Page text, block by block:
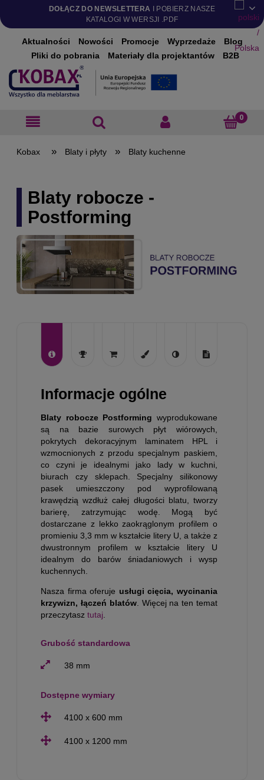
DOŁĄCZ DO NEWSLETTERA I POBIERZ NASZE
KATALOGI W WERSJI .PDF
Aktualności Nowości Promocje Wyprzedaże
Blog
Pliki do pobrania
Materiały dla projektantów B2B
» Blaty i płyty » Blaty kuchenne
Blaty robocze -
Postforming
Informacje ogólne
Blaty robocze Postforming wyprodukowane
są na bazie surowych płyt wiórowych,
pokrytych dekoracyjnym laminatem HPL i
wzmocnionych z przodu specjalnym paskiem,
co czyni je idealnymi jako lady w kuchni,
biurach czy sklepach. Specjalny silikonowy
pasek umieszczony pod wyprofilowaną
krawędzią wzdłuż całej długości blatu, tworzy
barierę, zatrzymując wodę. Mogą być
dostarczane z lekko zaokrąglonym profilem o
promieniu 3,3 mm w kształcie litery U, a także z
dwustronnym profilem w kształcie litery U
idealnym do barów śniadaniowych i wysp
kuchennych.
Nasza firma oferuje usługi cięcia, wycinania
krzywizn, łączeń blatów. Więcej na ten temat
przeczytasz tutaj
Grubość standardowa
38 mm
Dostępne wymiary
4100 x 600 mm
4100 x 1200 mm